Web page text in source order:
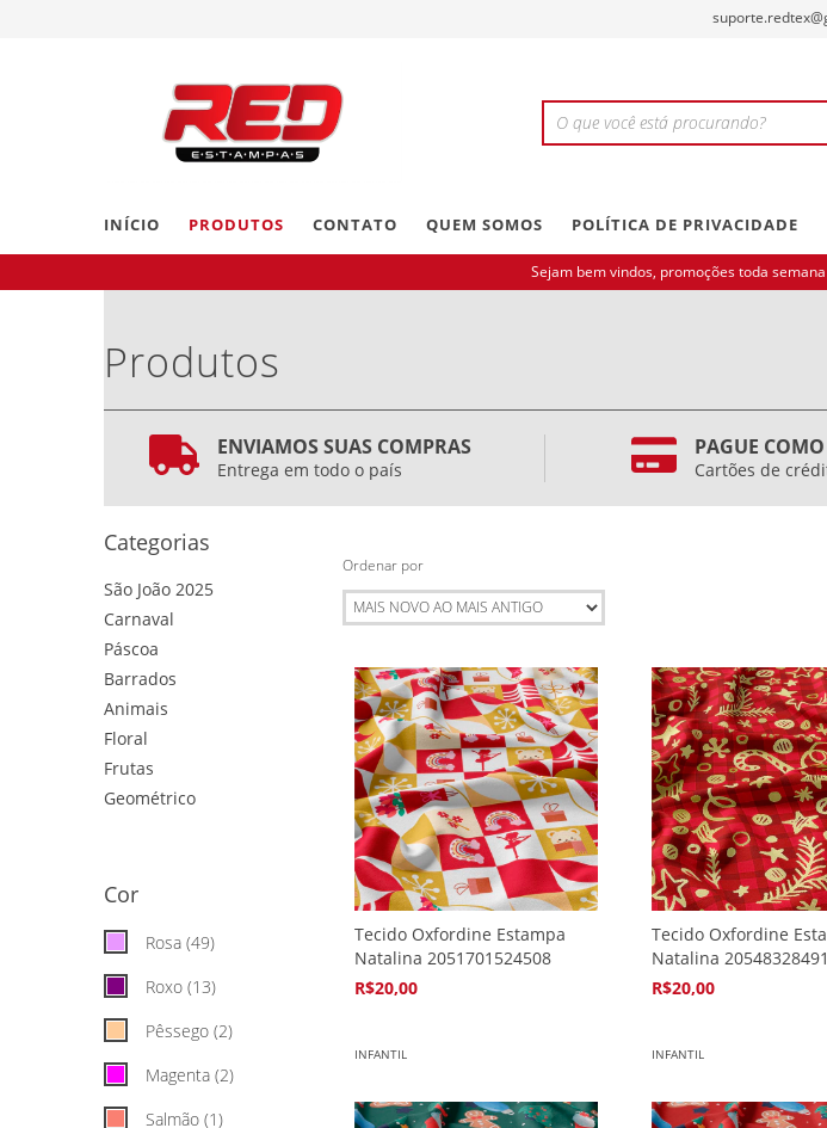
INÍCIO PRODUTOS CONTATO QUEM SOMOS POLÍTICA DE PRIVACIDADE
Sejam bem vindos, promoções toda
Produtos
ENVIAMOS SUAS COMPRAS
Entrega em todo o país
PAGUE
Cartões de
Categorias
São João 2025
Carnaval
Páscoa
Barrados
Animais
Floral
Frutas
Geométrico
Cor
Rosa (49)
Roxo (13)
Pêssego (2)
Magenta (2)
Salmão (1)
Ordenar por
Tecido Oxfordine Estampa
Natalina 2051701524508
R$20,00
INFANTIL
Tecido Oxfordine
Natalina
R$20,00
INFANTIL